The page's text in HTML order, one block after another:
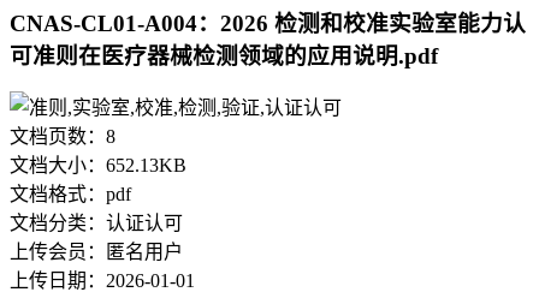
CNAS-CL01-A004：2026 检测和校准实验室能力认
可准则在医疗器械检测领域的应用说明.pdf
文档页数： 8
文档大小： 652.13KB
文档格式： pdf
文档分类： 认证认可
上传会员：
匿名用户
上传日期： 2026-01-01